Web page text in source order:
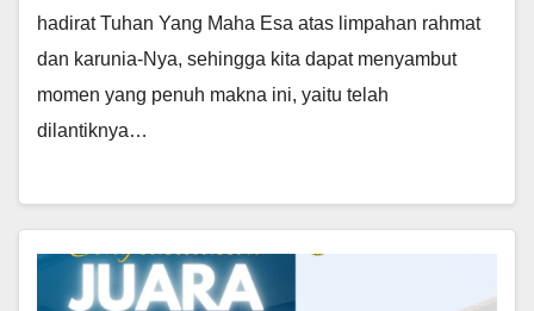
hadirat Tuhan Yang Maha Esa atas limpahan rahmat
dan karunia-Nya, sehingga kita dapat menyambut
momen yang penuh makna ini, yaitu telah
dilantiknya…